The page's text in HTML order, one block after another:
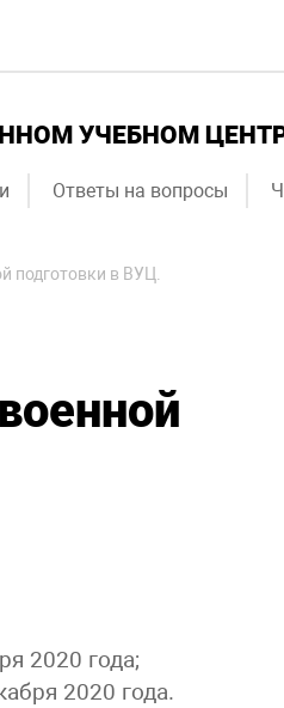
УЧЕБНОМ
Ответы на вопросы
подготовки в ВУЦ.
2020 года;
2020 года.